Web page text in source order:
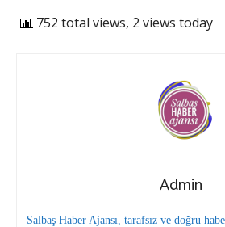
752 total views, 2 views today
Admin
Salbaş Haber Ajansı, tarafsız ve doğru